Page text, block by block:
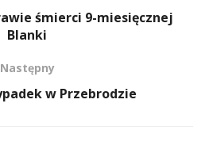
śmierci 9-miesięcznej
Blanki
Następny
w Przebrodzie